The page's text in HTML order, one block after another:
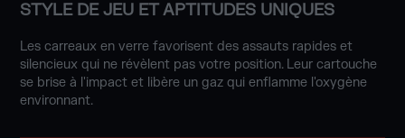
STYLE DE JEU ET APTITUDES UNIQUES
Les carreaux en verre favorisent des assauts rapides et
silencieux qui ne révèlent pas votre position. Leur cartouche
se brise à l'impact et libère un gaz qui enflamme l'oxygène
environnant.